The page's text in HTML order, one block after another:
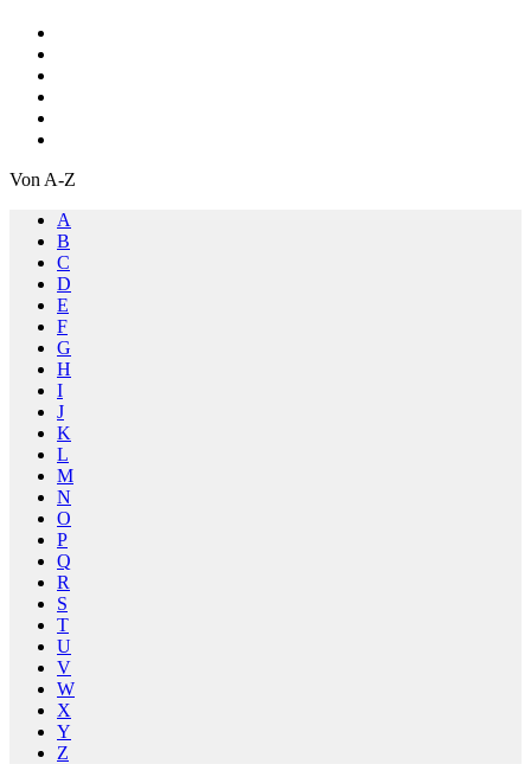
Von A-Z
A
B
C
D
E
F
G
H
I
J
K
L
M
N
O
P
Q
R
S
T
U
V
W
X
Y
Z